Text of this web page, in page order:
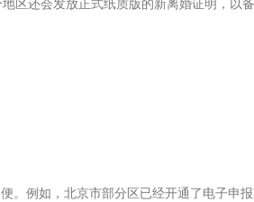
区还会发放正式纸质版的新离婚证明，以
。例如，北京市部分区已经开通了电子申